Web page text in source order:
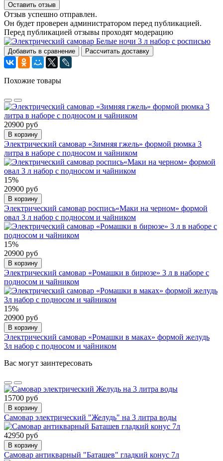
Оставить отзыв
Отзыв успешно отправлен.
Он будет проверен администратором перед публикацией.
Перед публикацией отзывы проходят модерацию
Добавить в сравнение Рассчитать доставку
Похожие товары
20900 руб
В корзину
Электрический самовар «Зимняя гжель» формой рюмка 3
литра в наборе с подносом и чайником
15%
20900 руб
В корзину
Электрический самовар роспись«Маки на черном» формой
овал 3 л набор с подносом и чайником
15%
20900 руб
В корзину
Электрический самовар «Ромашки в бирюзе» 3 л в наборе с
подносом и чайником
15%
20900 руб
В корзину
Электрический самовар «Ромашки в маках» формой желудь
3л набор с подносом и чайником
Вас могут заинтересовать
15700 руб
В корзину
Самовар электрический "Желудь" на 3 литра воды
42950 руб
В корзину
Самовар антикварный "Баташев" гладкий конус 7л